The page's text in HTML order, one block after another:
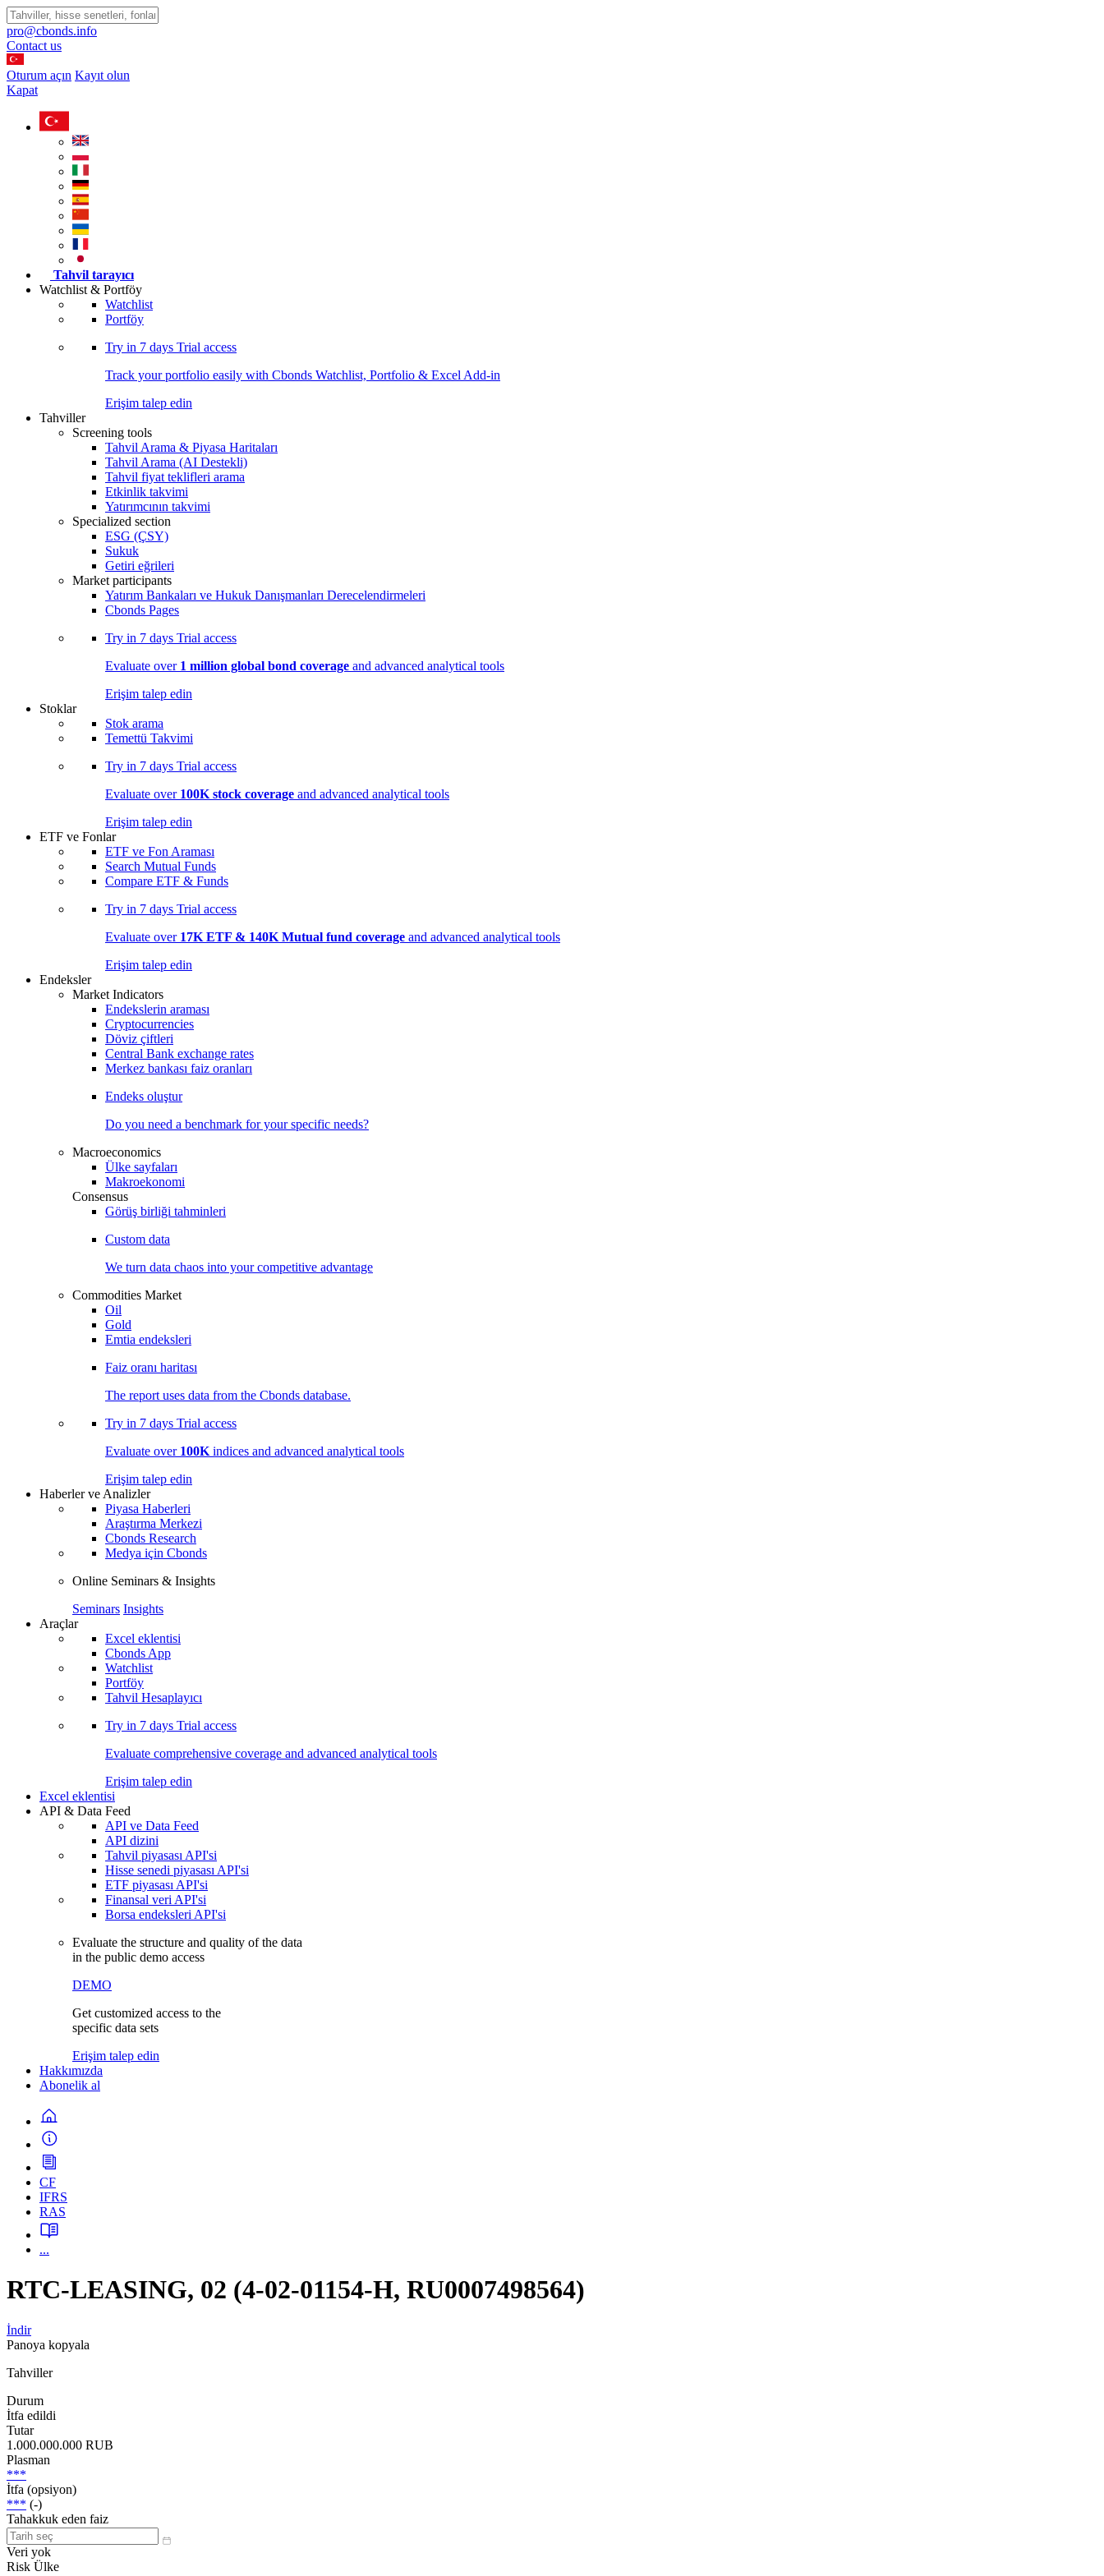
pro@cbonds.info
Contact us
Oturum açın Kayıt olun
Kapat
Tahvil tarayıcı
Watchlist & Portföy
Watchlist
Portföy
Try in 7 days Trial access
Track your portfolio easily with Cbonds Watchlist, Portfolio & Excel Add-in
Erişim talep edin
Tahviller
Screening tools
Tahvil Arama & Piyasa Haritaları
Tahvil Arama (AI Destekli)
Tahvil fiyat teklifleri arama
Etkinlik takvimi
Yatırımcının takvimi
Specialized section
ESG (ÇSY)
Sukuk
Getiri eğrileri
Market participants
Yatırım Bankaları ve Hukuk Danışmanları Derecelendirmeleri
Cbonds Pages
Try in 7 days Trial access
Evaluate over 1 million global bond coverage and advanced analytical tools
Erişim talep edin
Stoklar
Stok arama
Temettü Takvimi
Try in 7 days Trial access
Evaluate over 100K stock coverage and advanced analytical tools
Erişim talep edin
ETF ve Fonlar
ETF ve Fon Araması
Search Mutual Funds
Compare ETF & Funds
Try in 7 days Trial access
Evaluate over 17K ETF & 140K Mutual fund coverage and advanced analytical tools
Erişim talep edin
Endeksler
Market Indicators
Endekslerin araması
Cryptocurrencies
Döviz çiftleri
Central Bank exchange rates
Merkez bankası faiz oranları
Endeks oluştur
Do you need a benchmark for your specific needs?
Macroeconomics
Ülke sayfaları
Makroekonomi
Consensus
Görüş birliği tahminleri
Custom data
We turn data chaos into your competitive advantage
Commodities Market
Oil
Gold
Emtia endeksleri
Faiz oranı haritası
The report uses data from the Cbonds database.
Try in 7 days Trial access
Evaluate over 100K indices and advanced analytical tools
Erişim talep edin
Haberler ve Analizler
Piyasa Haberleri
Araştırma Merkezi
Cbonds Research
Medya için Cbonds
Online Seminars & Insights
Seminars Insights
Araçlar
Excel eklentisi
Cbonds App
Watchlist
Portföy
Tahvil Hesaplayıcı
Try in 7 days Trial access
Evaluate comprehensive coverage and advanced analytical tools
Erişim talep edin
Excel eklentisi
API & Data Feed
API ve Data Feed
API dizini
Tahvil piyasası API'si
Hisse senedi piyasası API'si
ETF piyasası API'si
Finansal veri API'si
Borsa endeksleri API'si
Evaluate the structure and quality of the data
in the public demo access
DEMO
Get customized access to the
specific data sets
Erişim talep edin
Hakkımızda
Abonelik al
CF
IFRS
RAS
...
RTC-LEASING, 02 (4-02-01154-H, RU0007498564)
İndir
Panoya kopyala
Tahviller
Durum
İtfa edildi
Tutar
1.000.000.000 RUB
Plasman
***
İtfa (opsiyon)
*** (-)
Tahakkuk eden faiz
Veri yok
Risk Ülke